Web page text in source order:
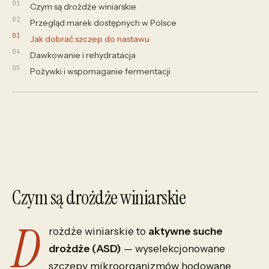
Czym są drożdże winiarskie
Przegląd marek dostępnych w Polsce
Jak dobrać szczep do nastawu
Dawkowanie i rehydratacja
Pożywki i wspomaganie fermentacji
Czym są drożdże winiarskie
D rożdże winiarskie to aktywne suche
drożdże (ASD) — wyselekcjonowane
szczepy mikroorganizmów hodowane